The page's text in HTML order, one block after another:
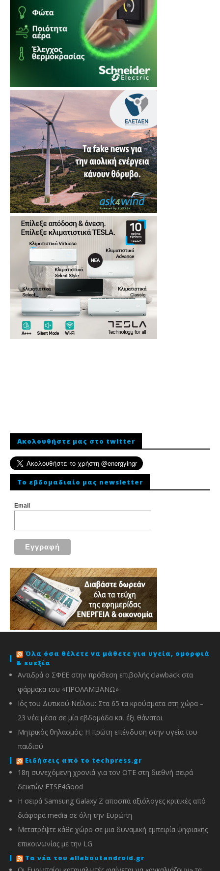
Ακολουθήστε μας στο twitter
To εβδομαδιαίο μας newsletter
Email
Όλα όσα θέλετε να μάθετε για υγεία, ομορφιά
& ευεξία
Αντιδρά ο ΣΦΕΕ στην πρόθεση επιβολής clawback στα
φάρμακα του «ΠΡΟΛΑΜΒΑΝΩ»
Ιός του Δυτικού Νείλου: Στα 65 τα κρούσματα στη χώρα –
23 νέα μέσα σε μία εβδομάδα και έξι θάνατοι
Μητρικός θηλασμός: Η πρώτη επένδυση στην υγεία του
παιδιού
Ειδήσεις από το techpress.gr
18η συνεχόμενη χρονιά για τον ΟΤΕ στη διεθνή σειρά
δεικτών FTSE4Good
Η σειρά Samsung Galaxy Z αποσπά αξιόλογες κριτικές από
διάφορα media σε όλη την Ευρώπη
Μετατρέψτε κάθε χώρο σε μια δυναμική εμπειρία ψηφιακής
επικοινωνίας με την LG
Τα νέα του allaboutandroid.gr